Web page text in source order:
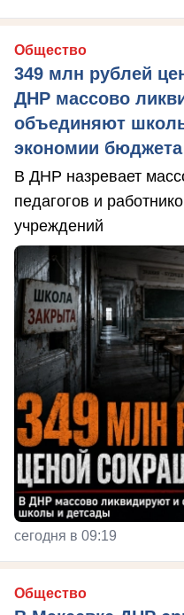
Общество
349 млн рублей
ДНР массово
объединяют
экономии бюджета
В ДНР назревает
педагогов и
учреждений
сегодня в 09:19
Общество